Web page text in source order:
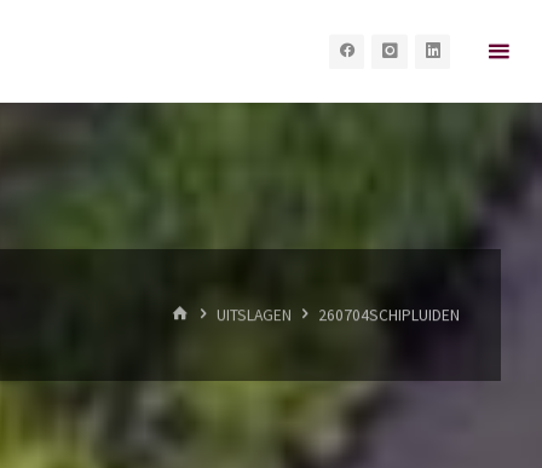
HOMEUITSLAGEN 260704SCHIPLUIDEN